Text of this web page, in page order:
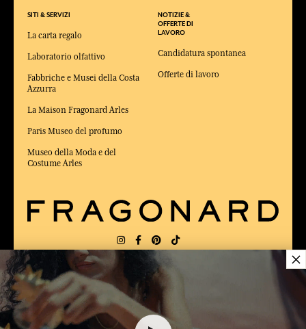
SITI & SERVIZI
La carta regalo
Laboratorio olfattivo
Fabbriche e Musei della Costa
Azzurra
La Maison Fragonard Arles
Paris Museo del profumo
Museo della Moda e del
Costume Arles
NOTIZIE &
OFFERTE DI
LAVORO
Candidatura spontanea
Offerte di lavoro
CONSEGNA: US
×